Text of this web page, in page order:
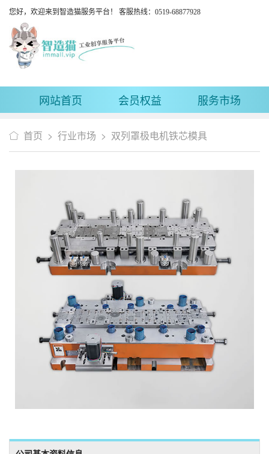
您好，欢迎来到智造猫服务平台！ 客服热线：0519-68877928
网站首页 会员权益 服务市场
首页 > 行业市场 > 双列罩极电机铁芯模具